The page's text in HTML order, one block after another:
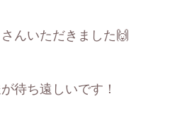
んいただきました🙌
待ち遠しいです！